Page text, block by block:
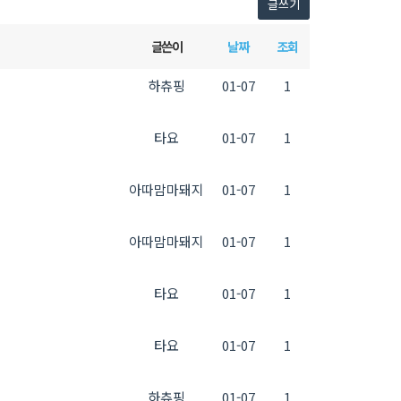
글쓰기
글쓴이 날짜 조회
하츄핑 01-07 1
타요 01-07 1
아따맘마돼지 01-07 1
아따맘마돼지 01-07 1
타요 01-07 1
타요 01-07 1
하츄핑 01-07 1